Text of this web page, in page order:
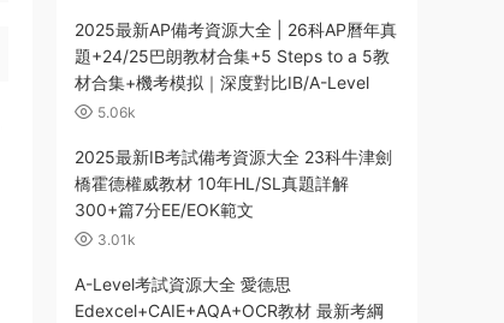
2025最新AP備考資源大全 | 26科AP曆年真
題+24/25巴朗教材合集+5 Steps to a 5教
材合集+機考模拟｜深度對比IB/A-Level
5.06k
2025最新IB考試備考資源大全 23科牛津劍
橋霍德權威教材 10年HL/SL真題詳解
300+篇7分EE/EOK範文
3.01k
A-Level考試資源大全 愛德思
Edexcel+CAIE+AQA+OCR教材 最新考綱